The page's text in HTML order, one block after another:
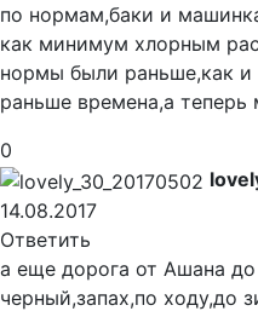
по нормам,баки и
как минимум хлорным
нормы были раньше,как
раньше времена,а теперь
0
14.08.2017
Ответить
а еще дорога от Ашана
черный,запах,по ходу,до